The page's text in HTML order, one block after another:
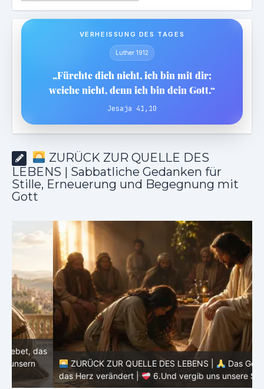
VERHEISSUNG DES TAGES
Luther 1912
„Fürchte dich nicht, ich bin mit dir;
weiche nicht, denn ich bin dein Gott.“
Jesaja 41,10
ZURÜCK ZUR QUELLE DES
LEBENS | Sabbatliche Gedanken für
Stille, Erneuerung und Begegnung mit
Gott
ZURÜCK ZUR QUELLE DES LEBENS |
Das Gebet, das
das Herz verändert |
6.Und vergib uns unsere Schuld